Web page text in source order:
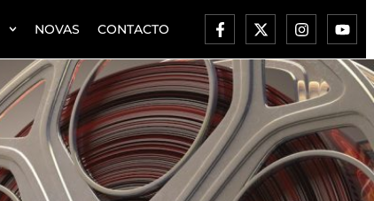
NOVAS CONTACTO